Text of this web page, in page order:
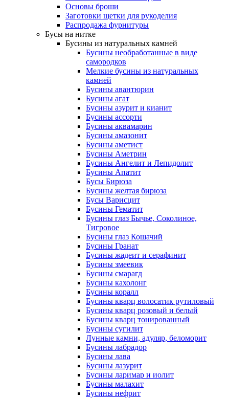
Основы броши
Заготовки щетки для рукоделия
Распродажа фурнитуры
Бусы на нитке
Бусины из натуральных камней
Бусины необработанные в виде
самородков
Мелкие бусины из натуральных
камней
Бусины авантюрин
Бусины агат
Бусины азурит и кианит
Бусины ассорти
Бусины аквамарин
Бусины амазонит
Бусины аметист
Бусины Аметрин
Бусины Ангелит и Лепидолит
Бусины Апатит
Бусы Бирюза
Бусины желтая бирюза
Бусы Варисцит
Бусины Гематит
Бусины глаз Бычье, Соколиное,
Тигровое
Бусины глаз Кошачий
Бусины Гранат
Бусины жадеит и серафинит
Бусины змеевик
Бусины смарагд
Бусины кахолонг
Бусины коралл
Бусины кварц волосатик рутиловый
Бусины кварц розовый и белый
Бусины кварц тонированный
Бусины сугилит
Лунные камни, адуляр, беломорит
Бусины лабрадор
Бусины лава
Бусины лазурит
Бусины ларимар и иолит
Бусины малахит
Бусины нефрит